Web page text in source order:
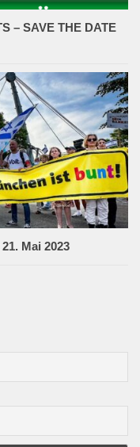
– SAVE THE DATE
Mai 2023